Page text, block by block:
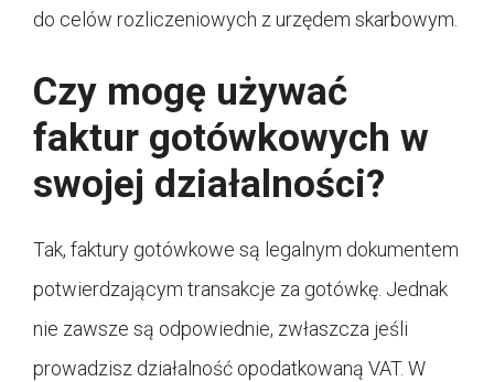
do celów rozliczeniowych z urzędem skarbowym.
Czy mogę używać
faktur gotówkowych w
swojej działalności?
Tak, faktury gotówkowe są legalnym dokumentem
potwierdzającym transakcje za gotówkę. Jednak
nie zawsze są odpowiednie, zwłaszcza jeśli
prowadzisz działalność opodatkowaną VAT. W